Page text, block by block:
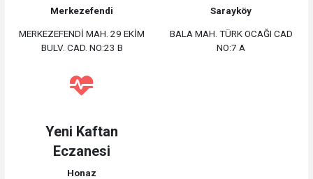
Merkezefendi
MERKEZEFENDİ MAH. 29 EKİM
BULV. CAD. NO:23 B
Sarayköy
BALA MAH. TÜRK OCAĞI CAD
NO:7 A
Yeni Kaftan
Eczanesi
Honaz